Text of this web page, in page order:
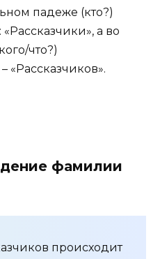
падеже (кто?)
а во
что?)
«Рассказчиков».
фамилии
происходит